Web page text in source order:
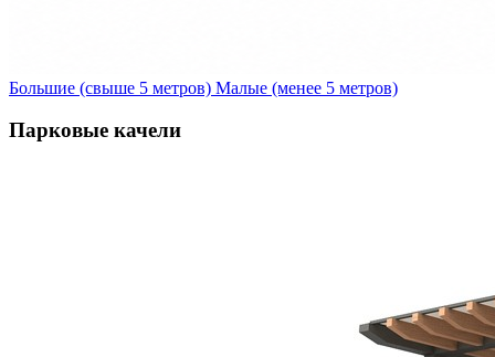
Большие (свыше 5 метров) Малые (менее 5 метров)
Парковые качели